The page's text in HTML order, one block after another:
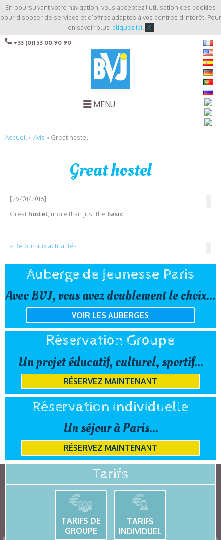
En poursuivant votre navigation, vous acceptez l'utilisation des cookies
pour disposer de services et d'offres adaptés à vos centres d'intérêt. Pour
en savoir plus, cliquez ici X
+33 (0)1 53 00 90 90
MENU
Accueil »Avis » Great hostel
Great hostel
[29/01/2016]
Great hostel, more than just the basic.
« Retour aux actualités
Auberge de Jeunesse Paris
Avec BVJ, vous avez doublement le choix...
VOIR LES AUBERGES
Réservation Groupe
Un projet éducatif, culturel, sportif...
RÉSERVEZ MAINTENANT
Réservation individuelle
Un séjour à Paris...
RÉSERVEZ MAINTENANT
Tarifs
TARIFS DE
GROUPE
TARIFS
INDIVIDUEL